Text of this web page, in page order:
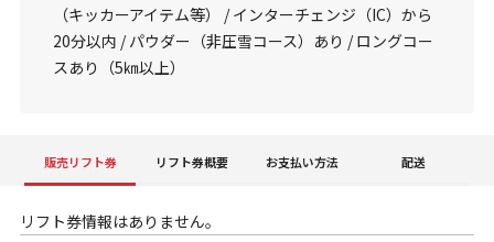
（キッカーアイテム等） / インターチェンジ（IC）から
20分以内 / パウダー（非圧雪コース）あり / ロングコー
スあり（5㎞以上）
販売リフト券 リフト券概要 お支払い方法 配送
リフト券情報はありません。